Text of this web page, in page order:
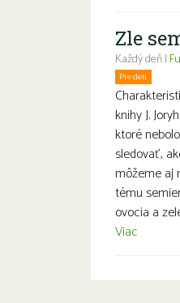
Zle
Každý deň |
Pre deti
knihy J.
ktoré
sledovať,
môžeme aj
tému
ovocia a
Viac